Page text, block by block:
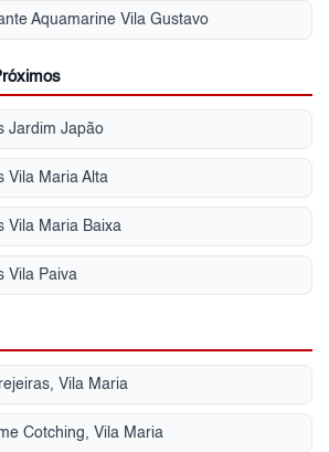
Aquamarine Vila Gustavo
Jardim Japão
Vila Maria Alta
Vila Maria Baixa
Vila Paiva
Vila Maria
Cotching, Vila Maria